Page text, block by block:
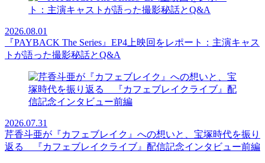
2026.08.01
『PAYBACK The Series』EP4上映回をレポート：主演キャス
トが語った撮影秘話とQ&A
2026.07.31
芹香斗亜が『カフェブレイク』への想いと、宝塚時代を振り
返る 『カフェブレイクライブ』配信記念インタビュー前編